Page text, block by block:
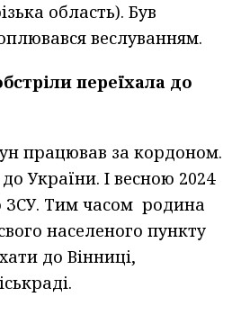
область). Був
веслуванням.
переїхала до
працював за кордоном.
України. І весною 2024
ЗСУ. Тим часом родина
населеного пункту
до Вінниці,